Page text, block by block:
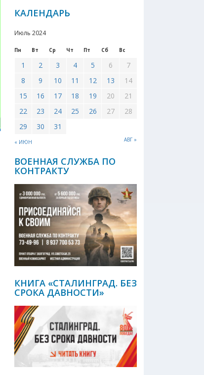
КАЛЕНДАРЬ
Июль 2024
Пн Вт Ср Чт Пт Сб Вс
« ИЮН АВГ »
1 2 3 4 5 6
7
8
9 10 11 12 13
14
15
16 17 18 19 20
21
22
23 24 25 26 27
28
29
30 31
ВОЕННАЯ СЛУЖБА ПО
КОНТРАКТУ
КНИГА «СТАЛИНГРАД. БЕЗ
СРОКА ДАВНОСТИ»